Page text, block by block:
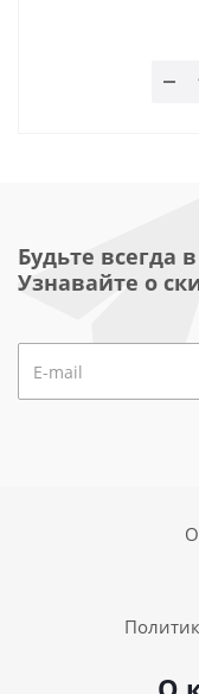
Будьте всегда
Узнавайте о